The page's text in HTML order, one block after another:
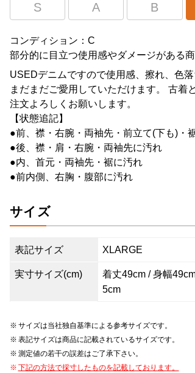
S A B
コンディション：C
部分的に目立つ使用感やダメージがある
USEDデニムですので使用感、擦れ、色落
まだまだご愛用していただけます。 古着
注文よろしくお願いします。
【状態追記】
●前、襟・右腕・両袖先・前立て(下も)・
●後、襟・肩・右腕・両袖先に汚れ
●内、首元・両袖先・裾に汚れ
●前内側、右胸・腹部に汚れ
サイズ
表記サイズ XLARGE
実寸サイズ(cm)
着丈49cm / 身幅
5cm
サイズは当社独自基準による参考サイズです。
表記サイズは商品に記載されているサイズです。
測定値の若干の誤差はご了承下さい。
下記の方法で採寸したものを記載しております。